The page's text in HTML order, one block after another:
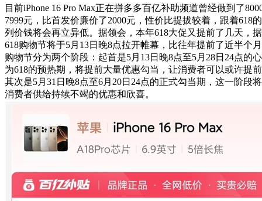
目前iPhone 16 Pro Max正在拼多多百亿补助频道曾经做到了
7999元，比首发价廉价了2000元，性价比提拔较着，跟着618
列价钱将会再立异低。据领会，本年618大促又提前了几天，
618购物节将于5月13日晚8点拉开帷幕，比往年提前了近半个
购物节分为两个阶段：起首是5月13日晚8点至5月28日24点的
为618的预热期，将提前大量优惠勾当，让消费者可以或许提
其次是5月31日晚8点至6月20日24点的正式勾当期，这一阶段
消费者供给持续不竭的优惠和欣喜。